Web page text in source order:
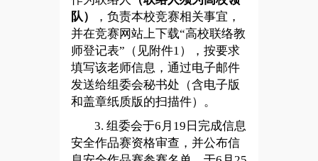
队）
，负责本校竞赛相关事宜，
并在竞赛网站上下载“高校联络教
师登记表”（见附件1），按要求
填写该老师信息，通过电子邮件
发送给组委会秘书处（含电子版
和盖章纸质版的扫描件）。
3. 组委会于6月19日完成信息
安全作品赛资格审查，并公布信